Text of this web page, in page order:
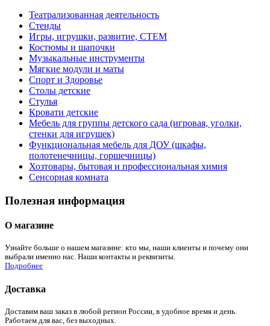
Театрализованная деятельность
Стенды
Игры, игрушки, развитие, СТЕМ
Костюмы и шапочки
Музыкальные инструменты
Мягкие модули и маты
Спорт и Здоровье
Столы детские
Стулья
Кровати детские
Мебель для группы детского сада (игровая, уголки,
стенки для игрушек)
Функциональная мебель для ДОУ (шкафы,
полотенечницы, горшечницы)
Хозтовары, бытовая и профессиональная химия
Сенсорная комната
Полезная информация
О магазине
Узнайте больше о нашем магазине: кто мы, наши клиенты и почему они
выбрали именно нас. Наши контакты и реквизиты.
Подробнее
Доставка
Доставим ваш заказ в любой регион России, в удобное время и день.
Работаем для вас, без выходных.